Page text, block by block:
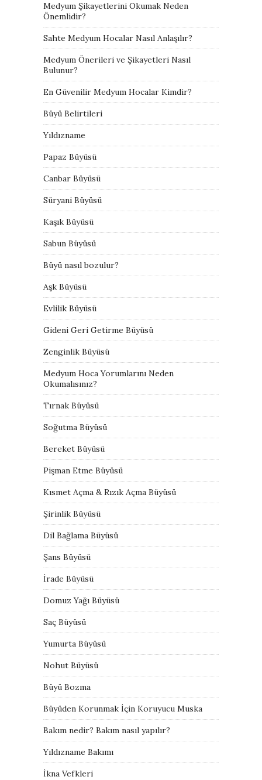
Medyum Şikayetlerini Okumak Neden
Önemlidir?
Sahte Medyum Hocalar Nasıl Anlaşılır?
Medyum Önerileri ve Şikayetleri Nasıl
Bulunur?
En Güvenilir Medyum Hocalar Kimdir?
Büyü Belirtileri
Yıldızname
Papaz Büyüsü
Canbar Büyüsü
Süryani Büyüsü
Kaşık Büyüsü
Sabun Büyüsü
Büyü nasıl bozulur?
Aşk Büyüsü
Evlilik Büyüsü
Gideni Geri Getirme Büyüsü
Zenginlik Büyüsü
Medyum Hoca Yorumlarını Neden
Okumalısınız?
Tırnak Büyüsü
Soğutma Büyüsü
Bereket Büyüsü
Pişman Etme Büyüsü
Kısmet Açma & Rızık Açma Büyüsü
Şirinlik Büyüsü
Dil Bağlama Büyüsü
Şans Büyüsü
İrade Büyüsü
Domuz Yağı Büyüsü
Saç Büyüsü
Yumurta Büyüsü
Nohut Büyüsü
Büyü Bozma
Büyüden Korunmak İçin Koruyucu Muska
Bakım nedir? Bakım nasıl yapılır?
Yıldızname Bakımı
İkna Vefkleri